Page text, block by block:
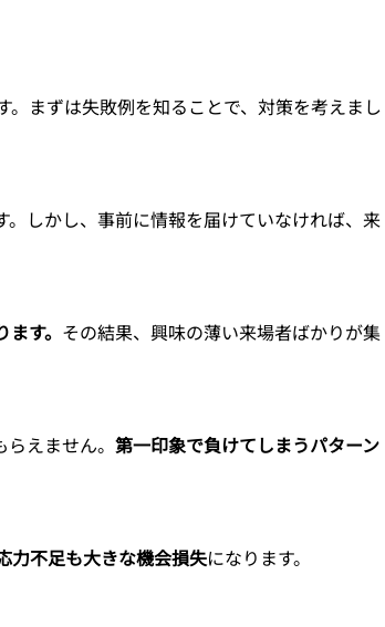
まずは失敗例を知ることで、対策を考えまし
。しかし、事前に情報を届けていなければ、来
す。 その結果、興味の薄い来場者ばかりが集
えません。 第一印象で負けてしまうパターン
力不足も大きな機会損失になります。